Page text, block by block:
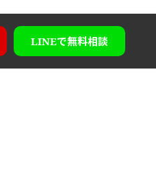
LINEで無料相談